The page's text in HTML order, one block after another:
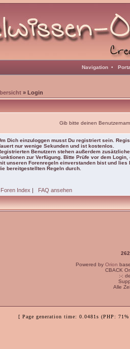
Navigation •
» Login
Gib bitte deinen
Dich einzuloggen musst Du registriert sein.
nur wenige Sekunden und ist kostenlos.
Benutzern stehen außerdem zusätzliche
zur Verfügung. Bitte Prüfe vor dem Login,
unseren Forenregeln einverstanden bist und lies
bereitgestellten Regeln durch.
Foren Index | FAQ ansehen
Powered by Orion
CBACK
:-:
Alle
[ Page generation time: 0.0481s (PHP: